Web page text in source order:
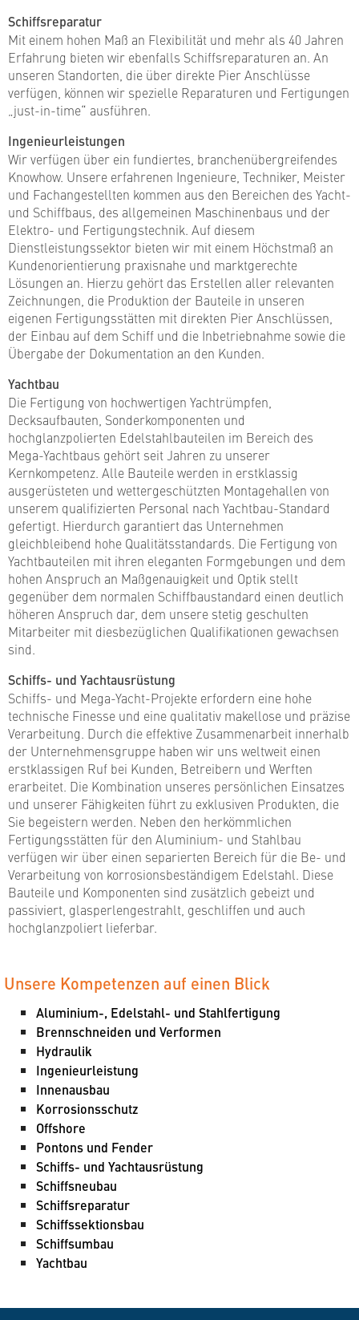
Schiffsreparatur
Mit einem hohen Maß an Flexibilität und mehr als 40 Jahren
Erfahrung bieten wir ebenfalls Schiffsreparaturen an. An
unseren Standorten, die über direkte Pier Anschlüsse
verfügen, können wir spezielle Reparaturen und Fertigungen
„just-in-time“ ausführen.
Ingenieurleistungen
Wir verfügen über ein fundiertes, branchenübergreifendes
Knowhow. Unsere erfahrenen Ingenieure, Techniker, Meister
und Fachangestellten kommen aus den Bereichen des Yacht-
und Schiffbaus, des allgemeinen Maschinenbaus und der
Elektro- und Fertigungstechnik. Auf diesem
Dienstleistungssektor bieten wir mit einem Höchstmaß an
Kundenorientierung praxisnahe und marktgerechte
Lösungen an. Hierzu gehört das Erstellen aller relevanten
Zeichnungen, die Produktion der Bauteile in unseren
eigenen Fertigungsstätten mit direkten Pier Anschlüssen,
der Einbau auf dem Schiff und die Inbetriebnahme sowie die
Übergabe der Dokumentation an den Kunden.
Yachtbau
Die Fertigung von hochwertigen Yachtrümpfen,
Decksaufbauten, Sonderkomponenten und
hochglanzpolierten Edelstahlbauteilen im Bereich des
Mega-Yachtbaus gehört seit Jahren zu unserer
Kernkompetenz. Alle Bauteile werden in erstklassig
ausgerüsteten und wettergeschützten Montagehallen von
unserem qualifizierten Personal nach Yachtbau-Standard
gefertigt. Hierdurch garantiert das Unternehmen
gleichbleibend hohe Qualitätsstandards. Die Fertigung von
Yachtbauteilen mit ihren eleganten Formgebungen und dem
hohen Anspruch an Maßgenauigkeit und Optik stellt
gegenüber dem normalen Schiffbaustandard einen deutlich
höheren Anspruch dar, dem unsere stetig geschulten
Mitarbeiter mit diesbezüglichen Qualifikationen gewachsen
sind.
Schiffs- und Yachtausrüstung
Schiffs- und Mega-Yacht-Projekte erfordern eine hohe
technische Finesse und eine qualitativ makellose und präzise
Verarbeitung. Durch die effektive Zusammenarbeit innerhalb
der Unternehmensgruppe haben wir uns weltweit einen
erstklassigen Ruf bei Kunden, Betreibern und Werften
erarbeitet. Die Kombination unseres persönlichen Einsatzes
und unserer Fähigkeiten führt zu exklusiven Produkten, die
Sie begeistern werden. Neben den herkömmlichen
Fertigungsstätten für den Aluminium- und Stahlbau
verfügen wir über einen separierten Bereich für die Be- und
Verarbeitung von korrosionsbeständigem Edelstahl. Diese
Bauteile und Komponenten sind zusätzlich gebeizt und
passiviert, glasperlengestrahlt, geschliffen und auch
hochglanzpoliert lieferbar.
Unsere Kompetenzen auf einen Blick
Aluminium-, Edelstahl- und Stahlfertigung
Brennschneiden und Verformen
Hydraulik
Ingenieurleistung
Innenausbau
Korrosionsschutz
Offshore
Pontons und Fender
Schiffs- und Yachtausrüstung
Schiffsneubau
Schiffsreparatur
Schiffssektionsbau
Schiffsumbau
Yachtbau